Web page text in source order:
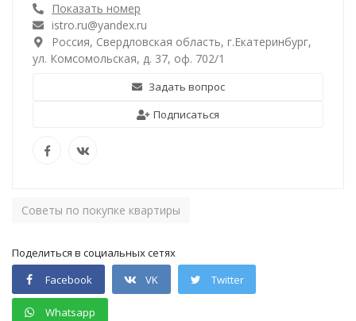
Показать номер
istro.ru@yandex.ru
Россия, Свердловская область, г.Екатеринбург,
ул. Комсомольская, д. 37, оф. 702/1
Задать вопрос
Подписаться
Советы по покупке квартиры
Поделиться в социальных сетях
Facebook
VK Twitter
Whatsapp